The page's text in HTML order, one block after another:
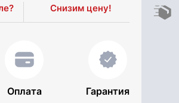
Снизим цену!
Оплата Гарантия